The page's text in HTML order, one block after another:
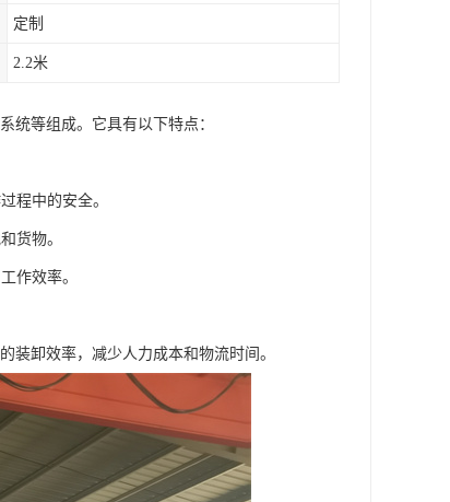
定制
2.2米
统等组成。它具有以下特点：
程中的安全。
货物。
作效率。
装卸效率，减少人力成本和物流时间。